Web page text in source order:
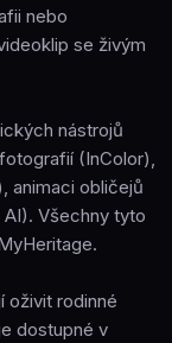
nebo
se živým
nástrojů
(InColor),
animaci obličejů
Všechny tyto
oživit rodinné
dostupné v